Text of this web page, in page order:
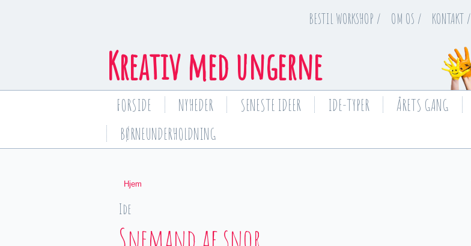
BESTIL WORKSHOP / OM OS / KONTAKT /
Kreativ med ungerne
FORSIDE NYHEDER SENESTE IDEER IDE-TYPER ÅRETS GANG
BØRNEUNDERHOLDNING
You are here
Hjem
Ide
Snemand af snor